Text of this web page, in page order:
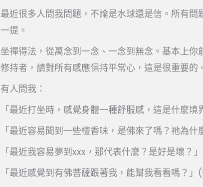
最近很多人問我問題，不論是水球還是信。所有
一提。
坐禪得法，從萬念到一念、一念到無念。基本上你
修持者，請對所有感應保持平常心，這是很重要的
有人問我：
「最近打坐時，感覺身體一種舒服感，這是什麼境
「最近容易聞到一些檀香味，是佛來了嗎？祂為什
「最近我容易夢到xxx，那代表什麼？是好是壞？」
「最近感覺到有佛菩薩跟著我，能幫我看看嗎？